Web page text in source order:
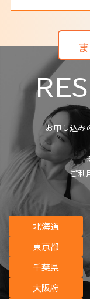
お申し込み
ご利
北海道
東京都
千葉県
大阪府